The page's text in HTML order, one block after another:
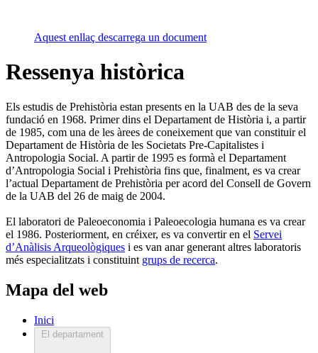
Aquest enllaç descarrega un document
Ressenya històrica
Els estudis de Prehistòria estan presents en la UAB des de la seva
fundació en 1968. Primer dins el Departament de Història i, a partir
de 1985, com una de les àrees de coneixement que van constituir el
Departament de Història de les Societats Pre-Capitalistes i
Antropologia Social. A partir de 1995 es formà el Departament
d’Antropologia Social i Prehistòria fins que, finalment, es va crear
l’actual Departament de Prehistòria per acord del Consell de Govern
de la UAB del 26 de maig de 2004.
El laboratori de Paleoeconomia i Paleoecologia humana es va crear
el 1986. Posteriorment, en créixer, es va convertir en el Servei
d’Anàlisis Arqueològiques i es van anar generant altres laboratoris
més especialitzats i constituint grups de recerca.
Mapa del web
Inici
El departament